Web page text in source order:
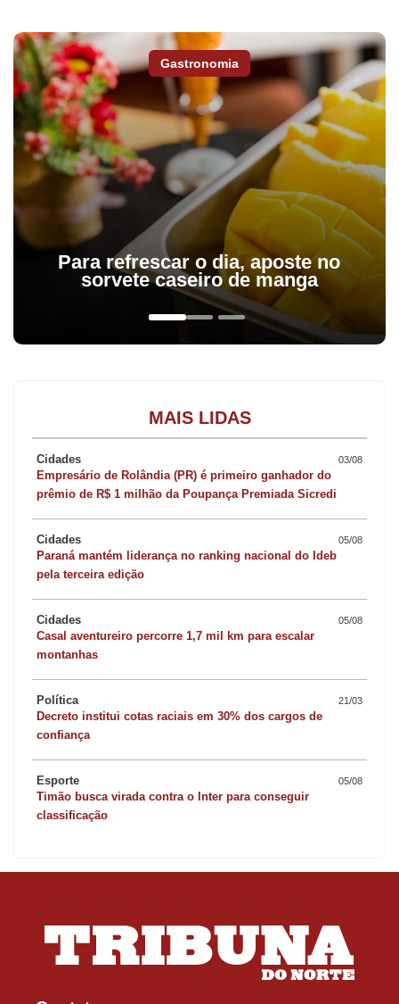
Gastronomia
Para refrescar o dia, aposte no
sorvete caseiro de manga
MAIS LIDAS
Cidades 03/08
Empresário de Rolândia (PR) é primeiro ganhador do
prêmio de R$ 1 milhão da Poupança Premiada Sicredi
Cidades 05/08
Paraná mantém liderança no ranking nacional do Ideb
pela terceira edição
Cidades 05/08
Casal aventureiro percorre 1,7 mil km para escalar
montanhas
Política 21/03
Decreto institui cotas raciais em 30% dos cargos de
confiança
Esporte 05/08
Timão busca virada contra o Inter para conseguir
classificação